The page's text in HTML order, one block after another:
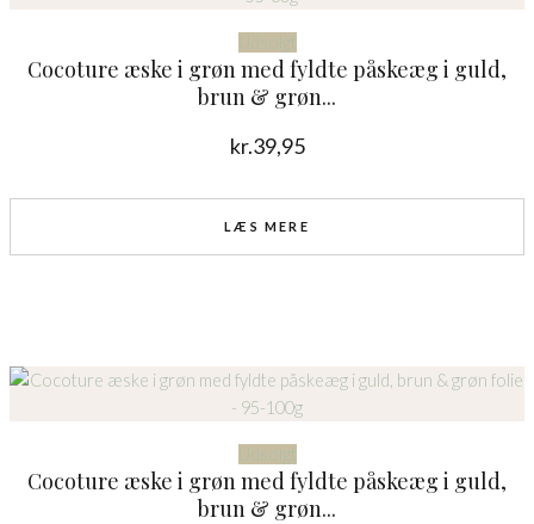
Udsolgt
Cocoture æske i grøn med fyldte påskeæg i guld,
brun & grøn...
kr.39,95
LÆS MERE
Udsolgt
Cocoture æske i grøn med fyldte påskeæg i guld,
brun & grøn...